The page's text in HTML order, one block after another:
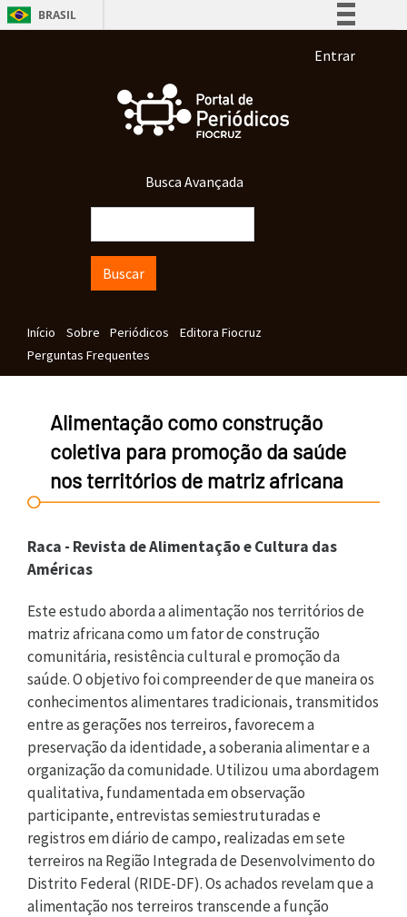
Pular para o conteúdo principal
BRASIL
Participe
Acesso à informação
Menu de
Entrar
Busca Avançada
Navegação principal
Início Sobre Periódicos
Editora Fiocruz
Perguntas Frequentes
Alimentação como construção
coletiva para promoção da saúde
nos territórios de matriz africana
Raca - Revista de Alimentação e Cultura das
Américas
Este estudo aborda a alimentação nos territórios de
matriz africana como um fator de construção
comunitária, resistência cultural e promoção da
saúde. O objetivo foi compreender de que maneira os
conhecimentos alimentares tradicionais, transmitidos
entre as gerações nos terreiros, favorecem a
preservação da identidade, a soberania alimentar e a
organização da comunidade. Utilizou uma abordagem
qualitativa, fundamentada em observação
participante, entrevistas semiestruturadas e
registros em diário de campo, realizadas em sete
terreiros na Região Integrada de Desenvolvimento do
Distrito Federal (RIDE-DF). Os achados revelam que a
alimentação nos terreiros transcende a função